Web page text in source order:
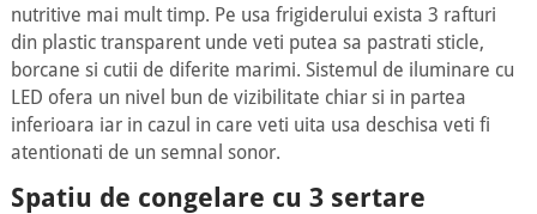
nutritive mai mult timp. Pe usa frigiderului exista 3 rafturi
din plastic transparent unde veti putea sa pastrati sticle,
borcane si cutii de diferite marimi. Sistemul de iluminare cu
LED ofera un nivel bun de vizibilitate chiar si in partea
inferioara iar in cazul in care veti uita usa deschisa veti fi
atentionati de un semnal sonor.
Spatiu de congelare cu 3 sertare